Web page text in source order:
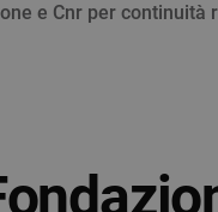
e Cnr per continuità